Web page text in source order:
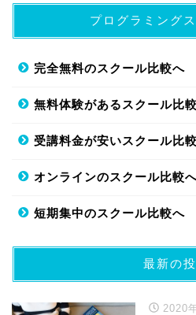
プログラミング
完全無料のスクール比較へ
無料体験があるスクール比
受講料金が安いスクール比
オンラインのスクール比較
短期集中のスクール比較へ
最新の
2020